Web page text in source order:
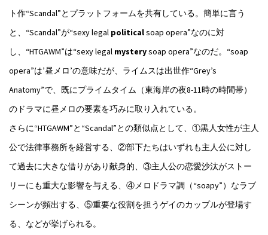
ト作“Scandal”とプラットフォームを共有している。簡単に言う
と、“Scandal”が“sexy legal politicalsoap opera”なのに対
し、“HTGAWM”は“sexy legal mysterysoap opera”なのだ。“soap
opera”は’昼メロ’の意味だが、ライムスは出世作“Grey’s
Anatomy”で、既にプライムタイム（東海岸の夜8-11時の時間帯）
のドラマに昼メロの要素を巧みに取り入れている。
さらに“HTGAWM”と“Scandal”との類似点として、①黒人女性が主人
公で法律事務所を経営する、②部下たちはいずれも主人公に対し
て過去に大きな借りがあり献身的、③主人公の恋愛沙汰がストー
リーにも重大な影響を与える、④メロドラマ調（“soapy”）なラブ
シーンが頻出する、⑤重要な役割を担うゲイのカップルが登場す
る、などが挙げられる。